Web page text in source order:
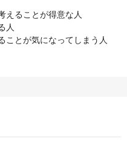
えることが得意な人
人
ことが気になってしまう人